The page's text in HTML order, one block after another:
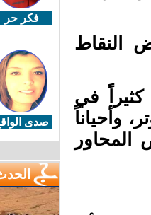
النقاط
في
وأحياناً
فكر حر
صدى الواقع
الحدث